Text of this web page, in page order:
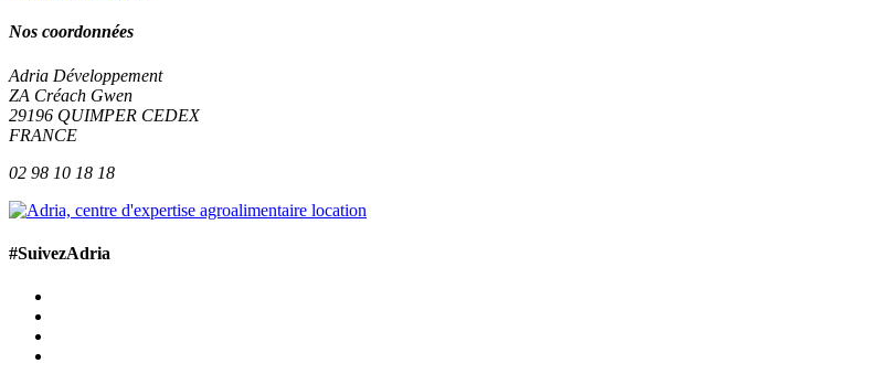
Nos coordonnées
Adria Développement
ZA Créach Gwen
29196 QUIMPER CEDEX
FRANCE
02 98 10 18 18
#SuivezAdria